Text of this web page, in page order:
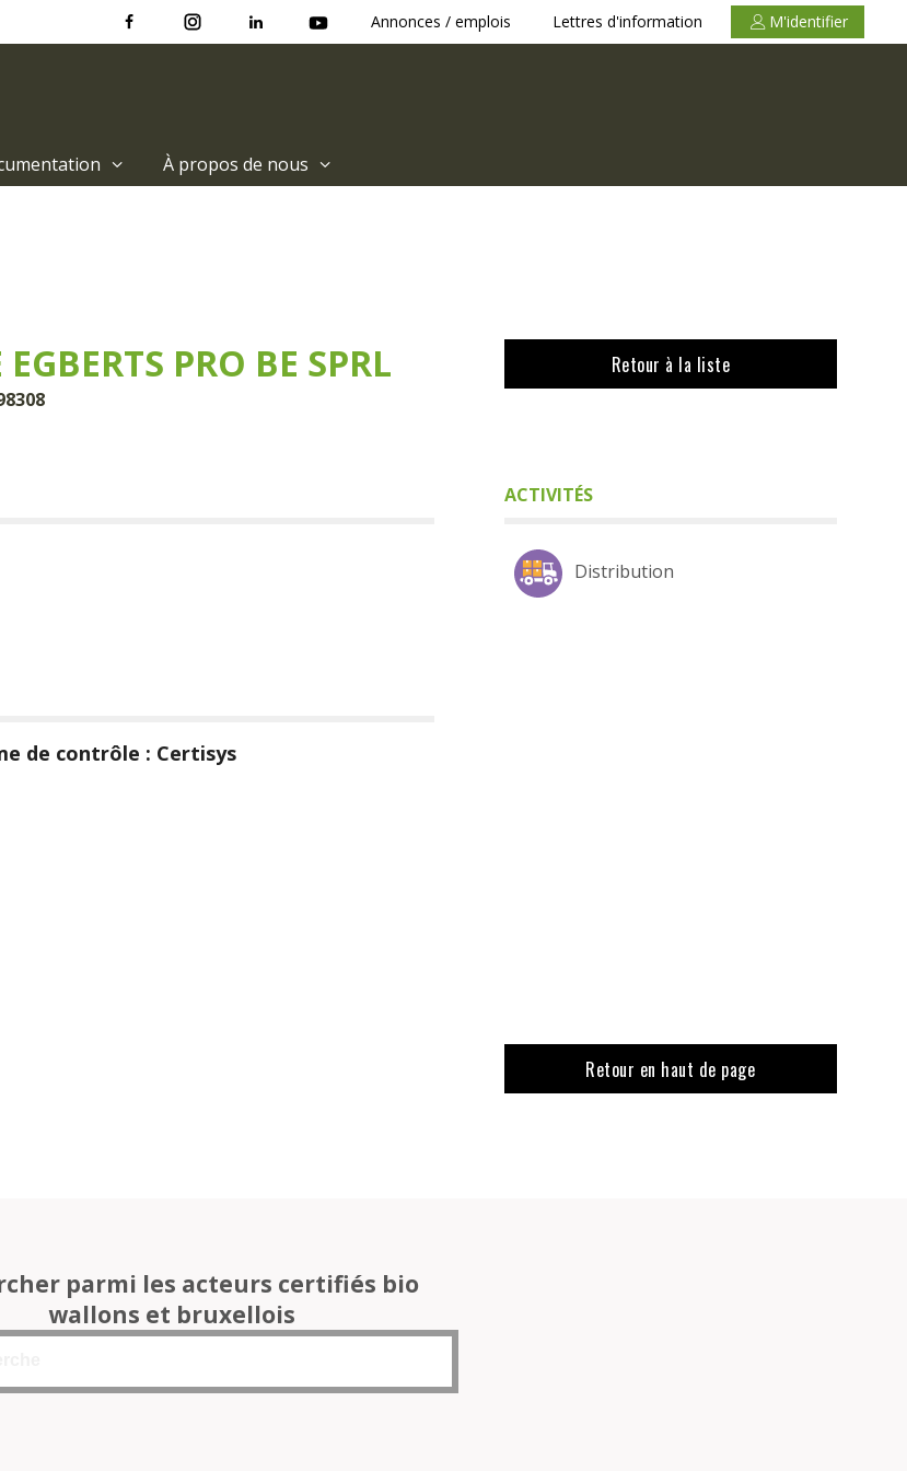
Annonces / emplois Lettres d'information M'identifier
À propos de nous
PRO BE SPRL
de contrôle : Certisys
Retour à la liste
ACTIVITÉS
Distribution
Retour en haut de page
parmi les acteurs certifiés bio
wallons et bruxellois